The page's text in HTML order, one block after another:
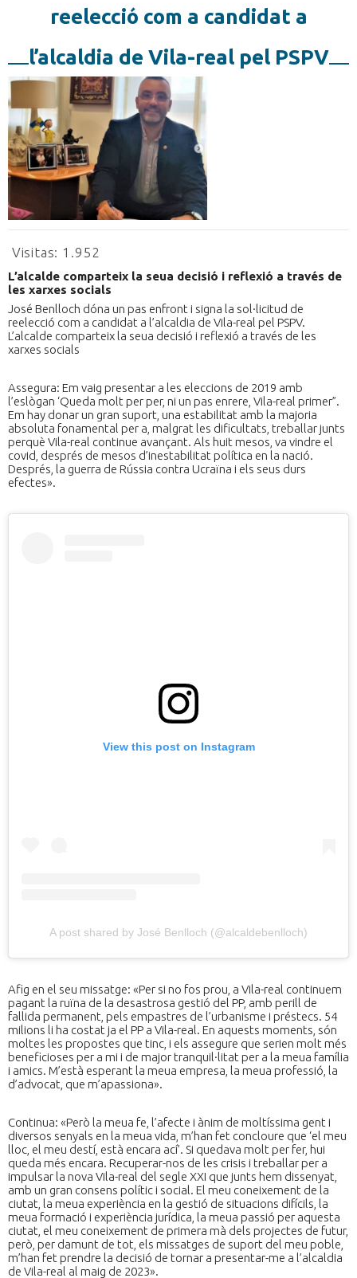
reelecció com a candidat a
l’alcaldia de Vila-real pel PSPV
Visitas: 1.952
L’alcalde comparteix la seua decisió i reflexió a través de
les xarxes socials
José Benlloch dóna un pas enfront i signa la sol·licitud de
reelecció com a candidat a l’alcaldia de Vila-real pel PSPV.
L’alcalde comparteix la seua decisió i reflexió a través de les
xarxes socials
Assegura: Em vaig presentar a les eleccions de 2019 amb
l’eslògan ‘Queda molt per per, ni un pas enrere, Vila-real primer”.
Em hay donar un gran suport, una estabilitat amb la majoria
absoluta fonamental per a, malgrat les dificultats, treballar junts
perquè Vila-real continue avançant. Als huit mesos, va vindre el
covid, després de mesos d’inestabilitat política en la nació.
Després, la guerra de Rússia contra Ucraïna i els seus durs
efectes».
View this post on Instagram
A post shared by José Benlloch (@alcaldebenlloch)
Afig en el seu missatge: «Per si no fos prou, a Vila-real continuem
pagant la ruïna de la desastrosa gestió del PP, amb perill de
fallida permanent, pels empastres de l’urbanisme i préstecs. 54
milions li ha costat ja el PP a Vila-real. En aquests moments, són
moltes les propostes que tinc, i els assegure que serien molt més
beneficioses per a mi i de major tranquil·litat per a la meua família
i amics. M’està esperant la meua empresa, la meua professió, la
d’advocat, que m’apassiona».
Continua: «Però la meua fe, l’afecte i ànim de moltíssima gent i
diversos senyals en la meua vida, m’han fet concloure que ‘el meu
lloc, el meu destí, està encara ací’. Si quedava molt per fer, hui
queda més encara. Recuperar-nos de les crisis i treballar per a
impulsar la nova Vila-real del segle XXI que junts hem dissenyat,
amb un gran consens polític i social. El meu coneixement de la
ciutat, la meua experiència en la gestió de situacions difícils, la
meua formació i experiència jurídica, la meua passió per aquesta
ciutat, el meu coneixement de primera mà dels projectes de futur,
però, per damunt de tot, els missatges de suport del meu poble,
m’han fet prendre la decisió de tornar a presentar-me a l’alcaldia
de Vila-real al maig de 2023».